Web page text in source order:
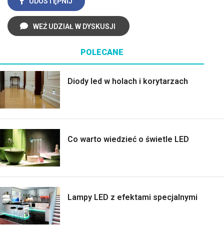
WEŹ UDZIAŁ W DYSKUSJI
POLECANE
Diody led w holach i korytarzach
Co warto wiedzieć o świetle LED
Lampy LED z efektami specjalnymi